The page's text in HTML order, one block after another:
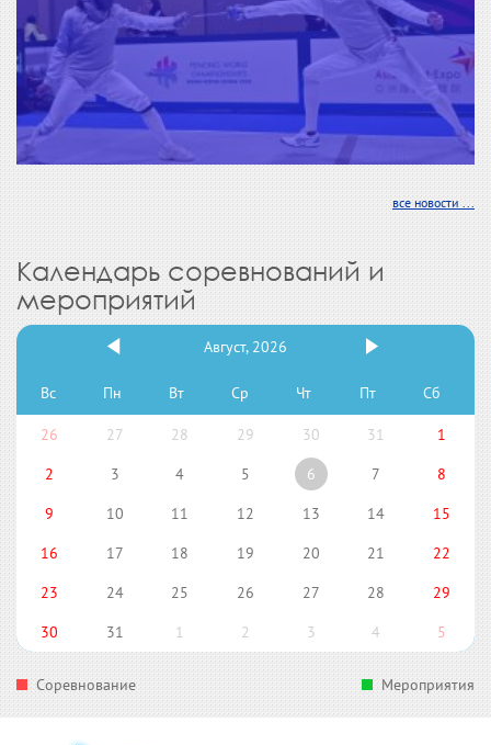
все новости ...
Календарь соревнований и
мероприятий
Август, 2026
Вс Пн Вт Ср Чт Пт Сб
26 27 28 29 30 31
1
2
3 4 5 6 7
8
9
10 11 12 13 14
15
16
17 18 19 20 21
22
23
24 25 26 27 28
29
30
31 1 2 3 4 5
Соревнование Мероприятия